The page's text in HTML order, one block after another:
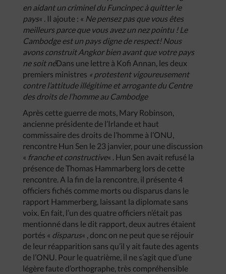
en aidant un criminel du Funcinpec à quitter le
pays« . Il ajoute : « Ne pensez pas que vous êtes
meilleurs parce que vous avez un nez pointu ! Le
Cambodge est un pays digne de respect! Nous
avons construit Angkor bien avant que votre pays
ne soit néDans une lettre à Kofi Annan, les deux
premiers ministres « protestent vigoureusement
contre l’attitude illégitime et arrogante du Centre
des droits de l’homme au Cambodge
Après cette guerre de mots, Mary Robinson,
ancienne présidente de l’Irlande et haut
commissaire des droits de l’homme à l’ONU,
rencontre Hun Sen le 23 janvier, pour une discussion
« franche et constructive« . Hun Sen avait refusé la
présence de Thomas Hammarberg lors de cette
rencontre. A la fin de la rencontre, il présente 4
officiers fichés comme morts ou disparus dans le
rapport Hammerberg, laissant la diplomate sans
voix. En fait, l’un des quatre officiers n’était pas
mentionné dans le dit rapport, deux autres étaient
portés « disparus« , donc on ne peut que se réjouir
de leur réapparition sans qu’il y ait faute des agents
de l’ONU. Pour le quatrième, il ne s’agit que d’une
légère faute d’orthographe, très compréhensible